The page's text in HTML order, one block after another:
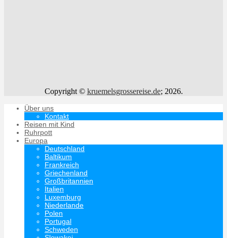
Copyright © kruemelsgrossereise.de; 2026.
Über uns
Kontakt
Reisen mit Kind
Ruhrpott
Europa
Deutschland
Baltikum
Frankreich
Griechenland
Großbritannien
Italien
Luxemburg
Niederlande
Polen
Portugal
Schweden